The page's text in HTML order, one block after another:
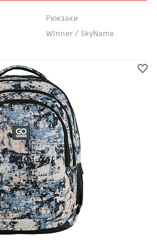
Рюкзаки
Winner / SkyName